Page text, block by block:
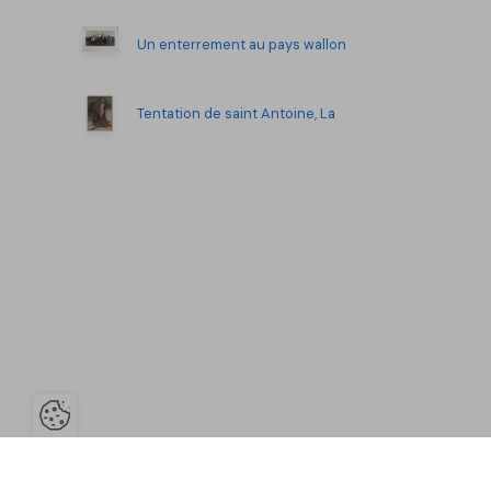
Un enterrement au pays wallon
Tentation de saint Antoine, La
Ouvrir la barre de gestion des